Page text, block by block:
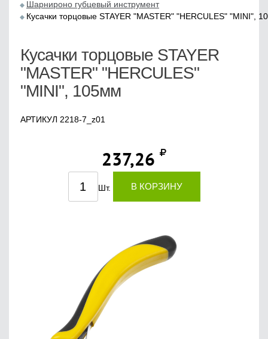
Шарнироно губцевый инструмент
Кусачки торцовые STAYER "MASTER" "HERCULES" "MINI",
Кусачки торцовые STAYER
"MASTER" "HERCULES"
"MINI", 105мм
АРТИКУЛ 2218-7_z01
237,26
Шт. В КОРЗИНУ